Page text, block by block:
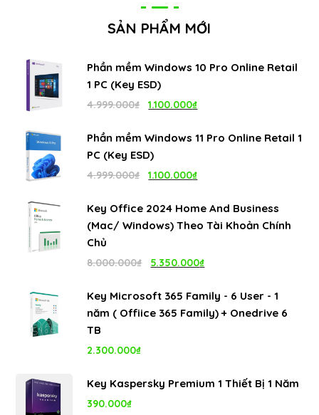
SẢN PHẨM MỚI
Phần mềm Windows 10 Pro Online Retail
1 PC (Key ESD)
4.999.000₫
Giá
là:
1.100.000₫
tại
Phần mềm Windows 11 Pro Online Retail 1
PC (Key ESD)
4.999.000₫
Giá
là:
1.100.000₫
tại
1.100.000₫.
Key Office 2024 Home And Business
(Mac/ Windows) Theo Tài Khoản Chính
Chủ
8.000.000₫
Giá
là:
5.350.000₫
tại
Key Microsoft 365 Family - 6 User - 1
năm ( Offiice 365 Family) + Onedrive 6
TB
2.300.000₫
Key Kaspersky Premium 1 Thiết Bị 1 Năm
390.000₫